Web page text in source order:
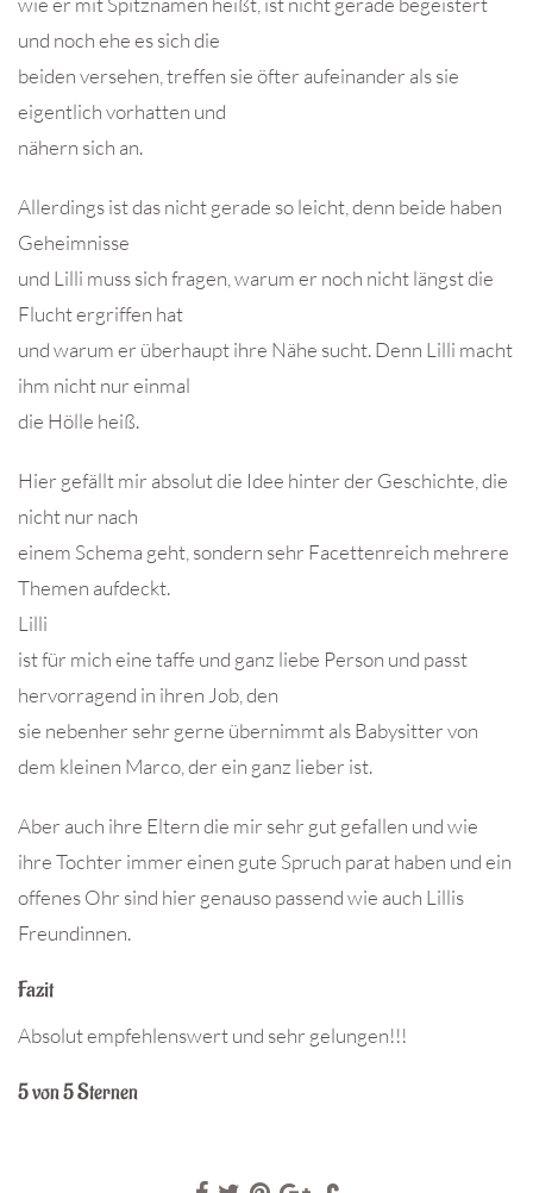
und noch ehe es sich die
beiden versehen, treffen sie öfter aufeinander als sie
eigentlich vorhatten und
nähern sich an.
Allerdings ist das nicht gerade so leicht, denn beide haben
Geheimnisse
und Lilli muss sich fragen, warum er noch nicht längst die
Flucht ergriffen hat
und warum er überhaupt ihre Nähe sucht. Denn Lilli macht
ihm nicht nur einmal
die Hölle heiß.
Hier gefällt mir absolut die Idee hinter der Geschichte, die
nicht nur nach
einem Schema geht, sondern sehr Facettenreich mehrere
Themen aufdeckt.
Lilli
ist für mich eine taffe und ganz liebe Person und passt
hervorragend in ihren Job, den
sie nebenher sehr gerne übernimmt als Babysitter von
dem kleinen Marco, der ein ganz lieber ist.
Aber auch ihre Eltern die mir sehr gut gefallen und wie
ihre Tochter immer einen gute Spruch parat haben und ein
offenes Ohr sind hier genauso passend wie auch Lillis
Freundinnen.
Fazit
Absolut empfehlenswert und sehr gelungen!!!
5 von 5 Sternen